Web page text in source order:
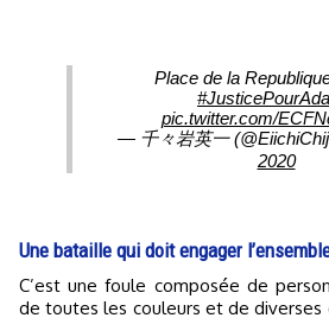
Place de la
pic.twitter.com/
— 千々岩英一
2020
Une bataille qui doit engager
C’est une foule composée de personnes de tous les âges,
de toutes les couleurs et de diverses